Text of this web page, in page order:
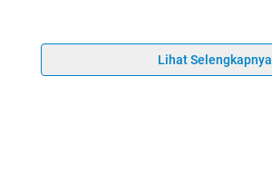
Lihat Selengkapnya